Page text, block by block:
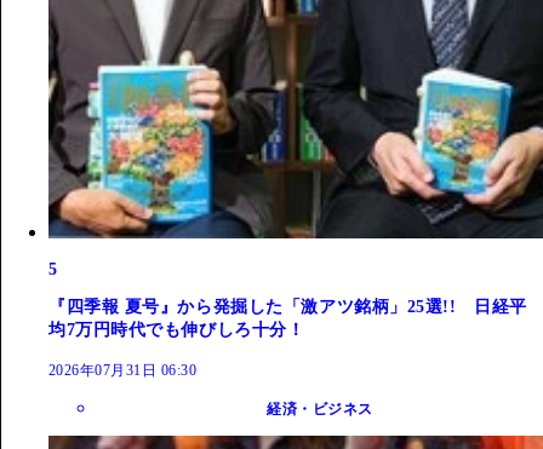
5
『四季報 夏号』から発掘した「激アツ銘柄」25選!! 日経平
均7万円時代でも伸びしろ十分！
2026年07月31日 06:30
経済・ビジネス